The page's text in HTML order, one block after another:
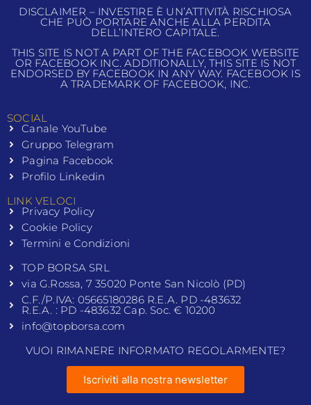
DISCLAIMER – INVESTIRE È UN’ATTIVITÀ RISCHIOSA
CHE PUÒ PORTARE ANCHE ALLA PERDITA
DELL’INTERO CAPITALE.
THIS SITE IS NOT A PART OF THE FACEBOOK WEBSITE
OR FACEBOOK INC. ADDITIONALLY, THIS SITE IS NOT
ENDORSED BY FACEBOOK IN ANY WAY. FACEBOOK IS
A TRADEMARK OF FACEBOOK, INC.
SOCIAL
Canale YouTube
Gruppo Telegram
Pagina Facebook
Profilo Linkedin
LINK VELOCI
Privacy Policy
Cookie Policy
Termini e Condizioni
TOP BORSA SRL
via G.Rossa, 7 35020 Ponte San Nicolò (PD)
C.F./P.IVA: 05665180286 R.E.A. PD -483632
R.E.A. : PD -483632 Cap. Soc. € 10200
info@topborsa.com
VUOI RIMANERE INFORMATO REGOLARMENTE?
Iscriviti alla nostra newsletter